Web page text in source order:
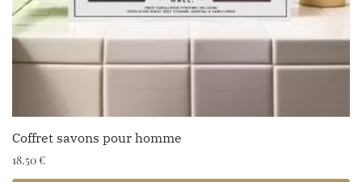
Coffret savons pour homme
18.50€